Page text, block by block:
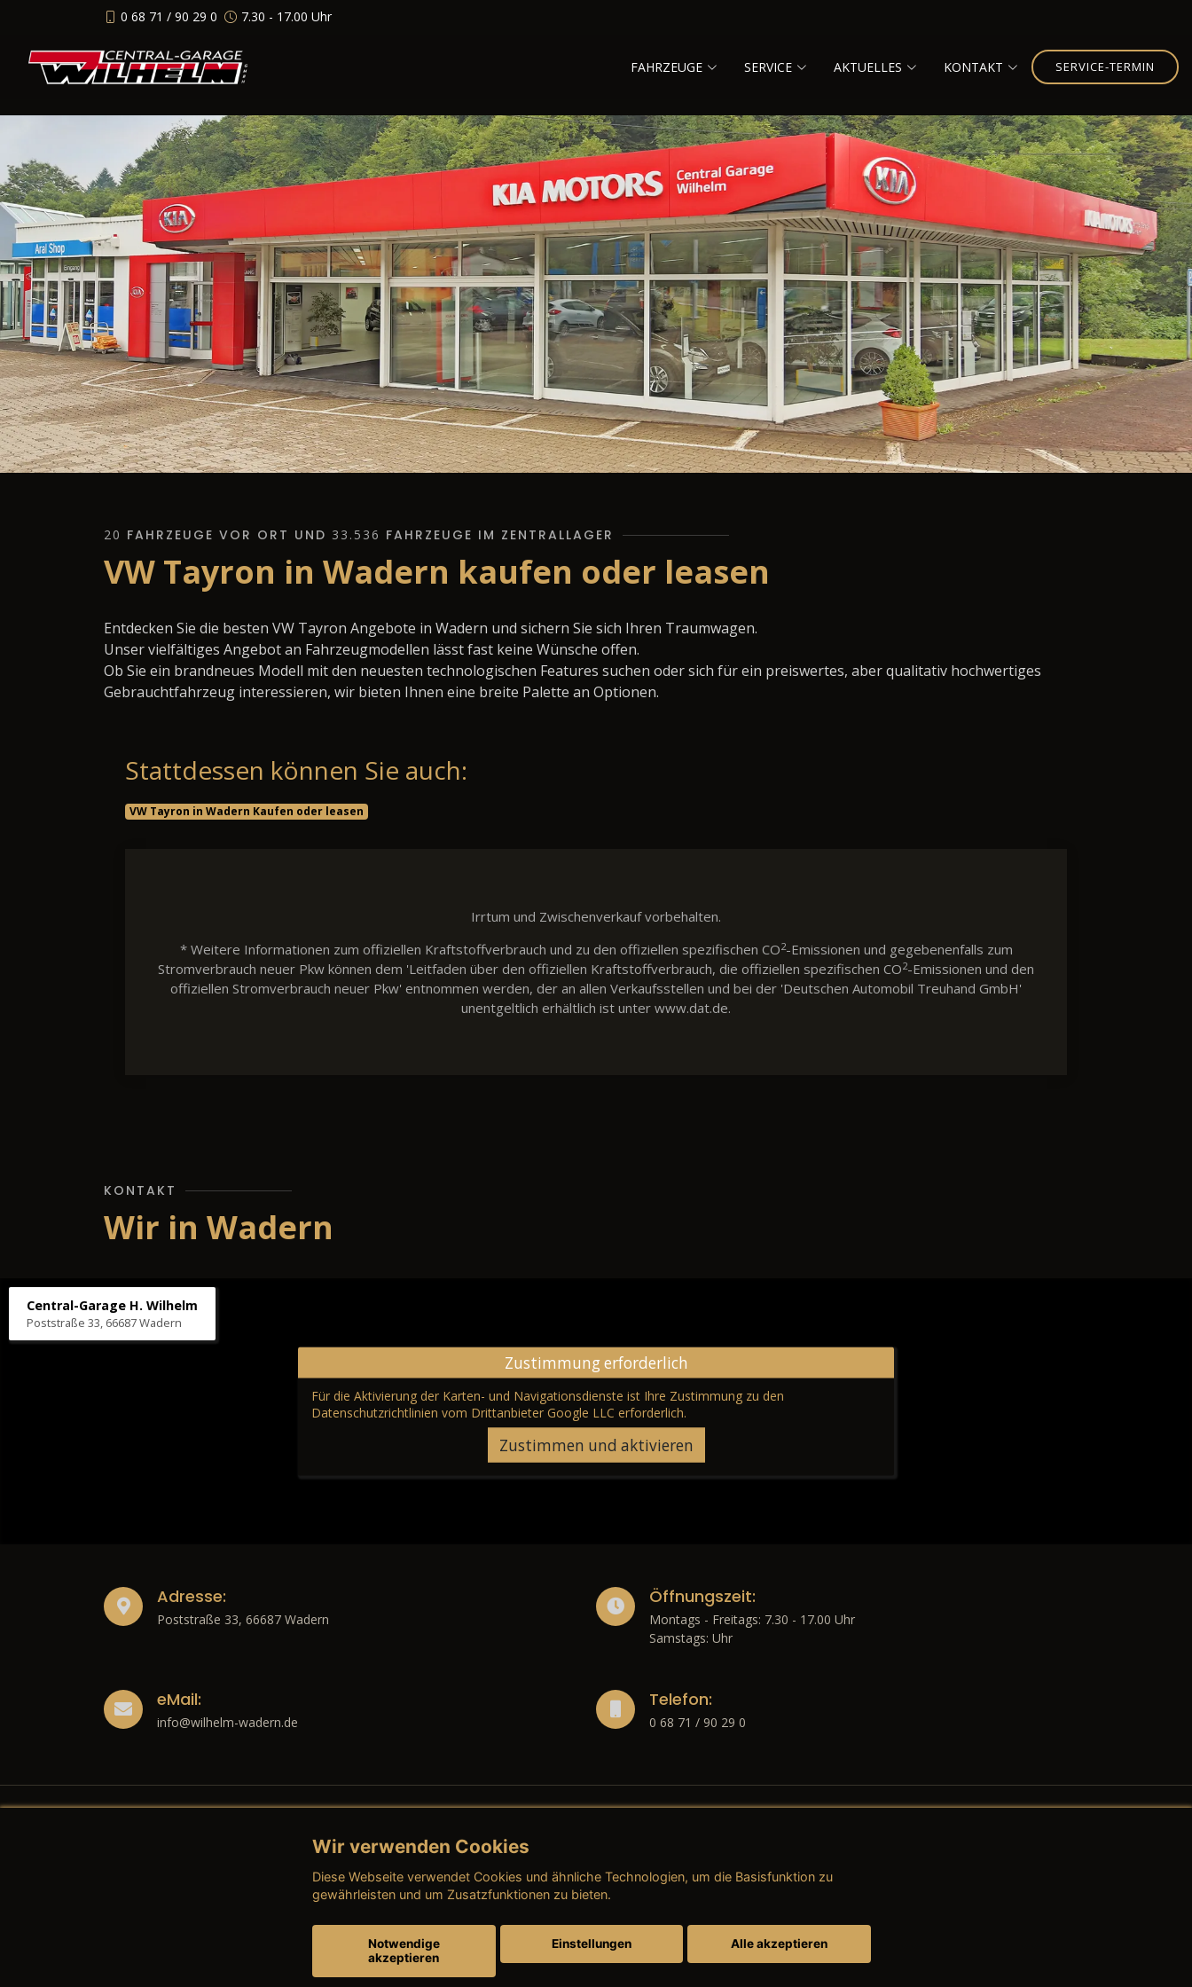
0 68 71 / 90 29 0 7.30 - 17.00 Uhr
FAHRZEUGE SERVICE AKTUELLES KONTAKT SERVICE-TERMIN
20 FAHRZEUGE VOR ORT UND 33.536 FAHRZEUGE IM ZENTRALLAGER
VW Tayron in Wadern kaufen oder leasen
Entdecken Sie die besten VW Tayron Angebote in Wadern und sichern Sie sich Ihren Traumwagen.
Unser vielfältiges Angebot an Fahrzeugmodellen lässt fast keine Wünsche offen.
Ob Sie ein brandneues Modell mit den neuesten technologischen Features suchen oder sich für ein preiswertes, aber qualitativ hochwertiges
Gebrauchtfahrzeug interessieren, wir bieten Ihnen eine breite Palette an Optionen.
Stattdessen können Sie auch:
VW Tayron in Wadern Kaufen oder leasen
Irrtum und Zwischenverkauf vorbehalten.
* Weitere Informationen zum offiziellen Kraftstoffverbrauch und zu den offiziellen spezifischen CO2-Emissionen und gegebenenfalls zum
Stromverbrauch neuer Pkw können dem 'Leitfaden über den offiziellen Kraftstoffverbrauch, die offiziellen spezifischen CO2-Emissionen und den
offiziellen Stromverbrauch neuer Pkw' entnommen werden, der an allen Verkaufsstellen und bei der 'Deutschen Automobil Treuhand GmbH'
unentgeltlich erhältlich ist unter www.dat.de.
KONTAKT
Wir in Wadern
Central-Garage H. Wilhelm
Poststraße 33, 66687 Wadern
Zustimmung erforderlich
Für die Aktivierung der Karten- und Navigationsdienste ist Ihre Zustimmung zu den
Datenschutzrichtlinien vom Drittanbieter Google LLC erforderlich.
Zustimmen und aktivieren
Adresse:
Poststraße 33, 66687 Wadern
Öffnungszeit:
Montags - Freitags: 7.30 - 17.00 Uhr
Samstags: Uhr
eMail:
info@wilhelm-wadern.de
Telefon:
0 68 71 / 90 29 0
Rechtliches
→ Impressum
→ AGB (Neuwagen)
→ AGB (Teile & Zubehör)
Wir verwenden Cookies
Diese Webseite verwendet Cookies und ähnliche Technologien, um die Basisfunktion zu
gewährleisten und um Zusatzfunktionen zu bieten.
Notwendige
akzeptieren
Einstellungen Alle akzeptieren